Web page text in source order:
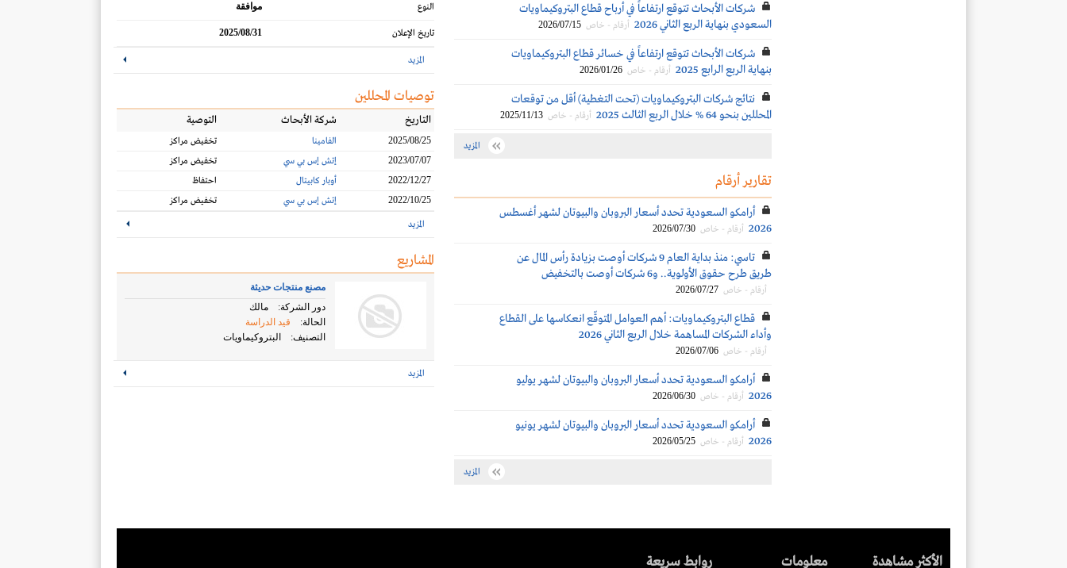
شركات الأبحاث تتوقع ارتفاعاً في أرباح قطاع البتروكيماويات
السعودي بنهاية الربع الثاني 2026
أرقام - خاص 2026/07/15
شركات الأبحاث تتوقع ارتفاعاً في خسائر قطاع البتروكيماويات
بنهاية الربع الرابع 2025
أرقام - خاص 2026/01/26
نتائج شركات البتروكيماويات (تحت التغطية) أقل من توقعات
المحللين بنحو 64 % خلال الربع الثالث 2025
أرقام - خاص 2025/11/13
المزيد
تقارير أرقام
أرامكو السعودية تحدد أسعار البروبان والبيوتان لشهر أغسطس
2026 أرقام - خاص 2026/07/30
تاسي: منذ بداية العام 9 شركات أوصت بزيادة رأس المال عن
طريق طرح حقوق الأولوية.. و6 شركات أوصت بالتخفيض
أرقام - خاص 2026/07/27
قطاع البتروكيماويات: أهم العوامل المتوقّع انعكاسها على القطاع
وأداء الشركات المساهمة خلال الربع الثاني 2026
أرقام - خاص 2026/07/06
أرامكو السعودية تحدد أسعار البروبان والبيوتان لشهر يوليو
2026 أرقام - خاص 2026/06/30
أرامكو السعودية تحدد أسعار البروبان والبيوتان لشهر يونيو
2026 أرقام - خاص 2026/05/25
المزيد
النوع موافقة
تاريخ الإعلان 2025/08/31
المزيد
توصيات المحللين
التاريخ شركة الأبحاث التوصية
2025/08/25 الفامينا
تخفيض مراكز
2023/07/07
إتش إس بي سي
تخفيض مراكز
2022/12/27
أوبار كابيتال
احتفاظ
2022/10/25
إتش إس بي سي تخفيض مراكز
المزيد
المشاريع
مصنع منتجات حديثة
دور الشركة:
مالك
الحالة:
قيد الدراسة
التصنيف:
البتروكيماويات
المزيد
الأكثر مشاهدة معلومات روابط سريعة